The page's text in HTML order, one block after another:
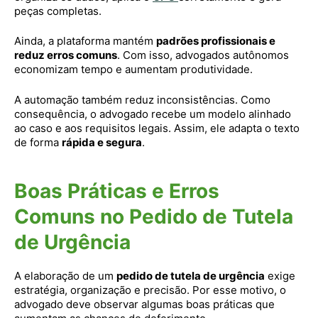
peças completas.
Ainda, a plataforma mantém padrões profissionais e
reduz erros comuns. Com isso, advogados autônomos
economizam tempo e aumentam produtividade.
A automação também reduz inconsistências. Como
consequência, o advogado recebe um modelo alinhado
ao caso e aos requisitos legais. Assim, ele adapta o texto
de forma rápida e segura.
Boas Práticas e Erros
Comuns no Pedido de Tutela
de Urgência
A elaboração de um pedido de tutela de urgência exige
estratégia, organização e precisão. Por esse motivo, o
advogado deve observar algumas boas práticas que